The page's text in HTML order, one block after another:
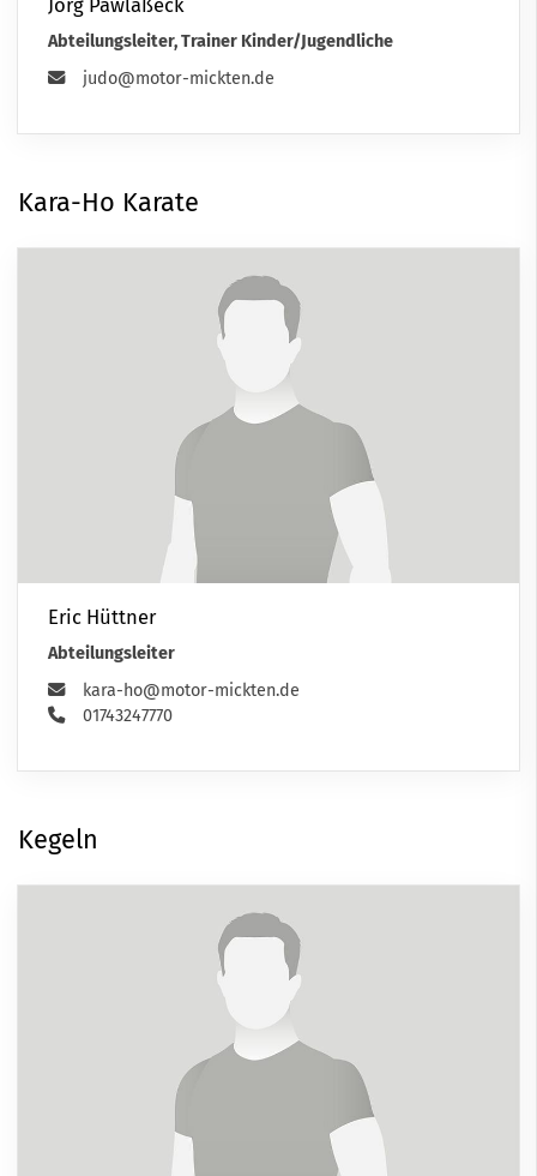
Jörg Pawlaßeck
Abteilungsleiter, Trainer Kinder/Jugendliche
judo@motor-mickten.de
Kara-Ho Karate
Eric Hüttner
Abteilungsleiter
kara-ho@motor-mickten.de
01743247770
Kegeln